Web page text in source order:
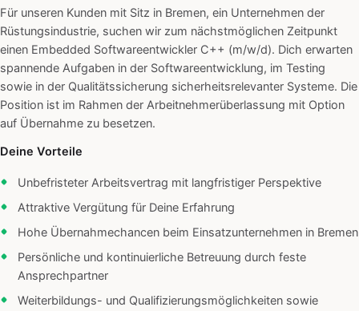
Für unseren Kunden mit Sitz in Bremen, ein Unternehmen der
Rüstungsindustrie, suchen wir zum nächstmöglichen Zeitpunkt
einen Embedded Softwareentwickler C++ (m/w/d). Dich erwarten
spannende Aufgaben in der Softwareentwicklung, im Testing
sowie in der Qualitätssicherung sicherheitsrelevanter Systeme. Die
Position ist im Rahmen der Arbeitnehmerüberlassung mit Option
auf Übernahme zu besetzen.
Deine Vorteile
Unbefristeter Arbeitsvertrag mit langfristiger Perspektive
Attraktive Vergütung für Deine Erfahrung
Hohe Übernahmechancen beim Einsatzunternehmen in Bremen
Persönliche und kontinuierliche Betreuung durch feste
Ansprechpartner
Weiterbildungs- und Qualifizierungsmöglichkeiten sowie